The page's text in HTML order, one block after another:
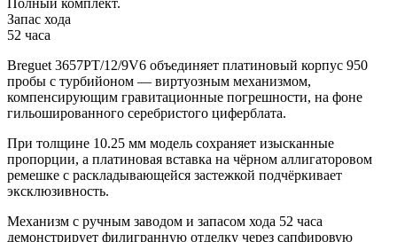
Запас хода
52 часа
Breguet 3657PT/12/9V6 объединяет платиновый корпус 950
пробы с турбийоном — виртуозным механизмом,
компенсирующим гравитационные погрешности, на фоне
гильошированного серебристого циферблата.
При толщине 10.25 мм модель сохраняет изысканные
пропорции, а платиновая вставка на чёрном аллигаторовом
ремешке с раскладывающейся застежкой подчёркивает
эксклюзивность.
Механизм с ручным заводом и запасом хода 52 часа
демонстрирует филигранную отделку через сапфировую